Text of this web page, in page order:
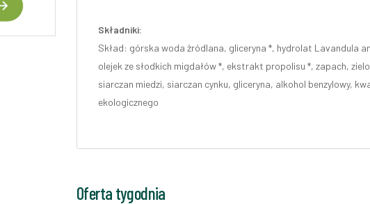
Składniki:
Skład: górska woda żródlana, gliceryna *, hydrolat Lavandula
olejek ze słodkich migdałów *, ekstrakt propolisu *, zapach,
siarczan miedzi, siarczan cynku, gliceryna, alkohol benzylowy,
ekologicznego
Oferta tygodnia